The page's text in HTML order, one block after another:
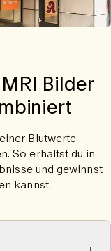
Bilder
Blutwerte
So erhältst du in
und gewinnst
kannst.